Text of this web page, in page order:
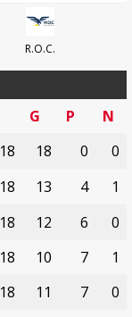
R.O.C.
G P
N
18 18 0
0
18 13 4
1
18 12 6
0
18 10 7
1
18 11 7 0